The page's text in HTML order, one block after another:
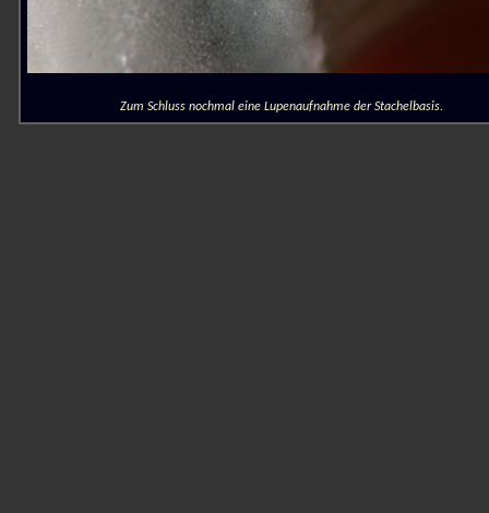
Zum Schluss nochmal eine Lupenaufnahme der Stachelbasis.